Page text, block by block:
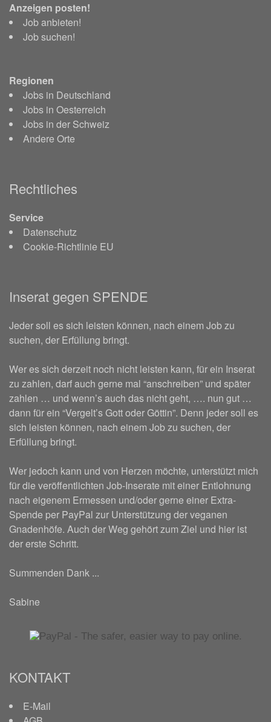
Anzeigen posten!
Job anbieten!
Job suchen!
Regionen
Jobs in Deutschland
Jobs in Oesterreich
Jobs in der Schweiz
Andere Orte
Rechtliches
Service
Datenschutz
Cookie-Richtlinie EU
Inserat gegen SPENDE
Jeder soll es sich leisten können, nach einem Job zu
suchen, der Erfüllung bringt.
Wer es sich derzeit noch nicht leisten kann, für ein Inserat
zu zahlen, darf auch gerne mal “anschreiben” und später
zahlen … und wenn’s auch das nicht geht, …. nun gut …
dann für ein “Vergelt’s Gott oder Göttin”. Denn jeder soll es
sich leisten können, nach einem Job zu suchen, der
Erfüllung bringt.
Wer jedoch kann und von Herzen möchte, unterstützt mich
für die veröffentlichten Job-Inserate mit einer Entlohnung
nach eigenem Ermessen und/oder gerne einer Extra-
Spende per PayPal zur Unterstützung der veganen
Gnadenhöfe. Auch der Weg gehört zum Ziel und hier ist
der erste Schritt.
Summenden Dank ...
Sabine
KONTAKT
E-Mail